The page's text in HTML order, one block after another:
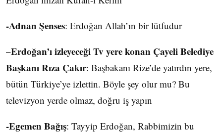
-Adnan Şenses: Erdoğan Allah’ın bir lütfudur
–Erdoğan’ı izleyeceği Tv yere konan Çayeli Belediye
Başkanı Rıza Çakır: Başbakanı Rize’de yatırdın yere,
bütün Türkiye’ye izlettin. Böyle şey olur mu? Bu
televizyon yerde olmaz, doğru iş yapın
-Egemen Bağış: Tayyip Erdoğan, Rabbimizin bu